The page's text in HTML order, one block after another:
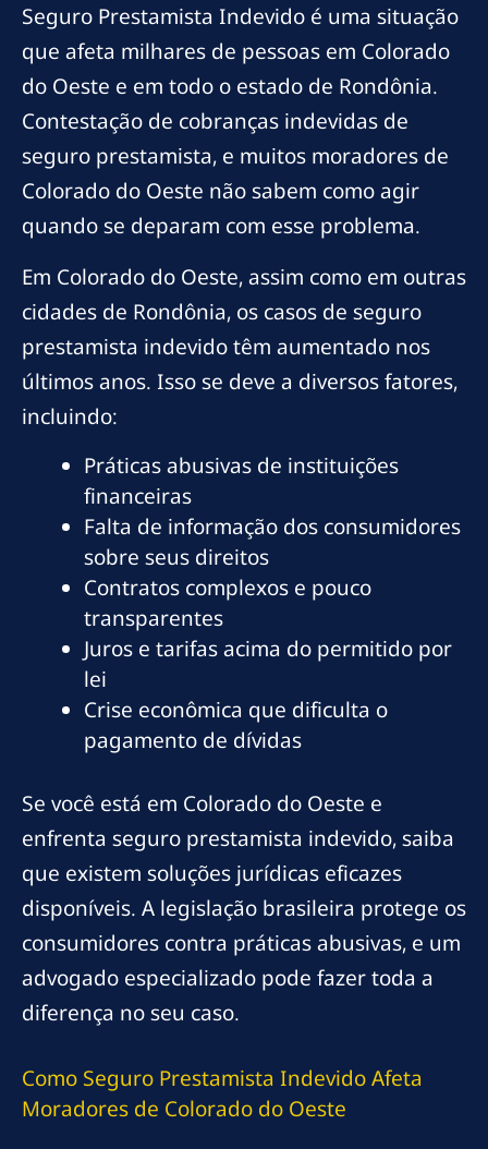
Seguro Prestamista Indevido é uma situação
que afeta milhares de pessoas em Colorado
do Oeste e em todo o estado de Rondônia.
Contestação de cobranças indevidas de
seguro prestamista, e muitos moradores de
Colorado do Oeste não sabem como agir
quando se deparam com esse problema.
Em Colorado do Oeste, assim como em outras
cidades de Rondônia, os casos de seguro
prestamista indevido têm aumentado nos
últimos anos. Isso se deve a diversos fatores,
incluindo:
Práticas abusivas de instituições
financeiras
Falta de informação dos consumidores
sobre seus direitos
Contratos complexos e pouco
transparentes
Juros e tarifas acima do permitido por
lei
Crise econômica que dificulta o
pagamento de dívidas
Se você está em Colorado do Oeste e
enfrenta seguro prestamista indevido, saiba
que existem soluções jurídicas eficazes
disponíveis. A legislação brasileira protege os
consumidores contra práticas abusivas, e um
advogado especializado pode fazer toda a
diferença no seu caso.
Como Seguro Prestamista Indevido Afeta
Moradores de Colorado do Oeste